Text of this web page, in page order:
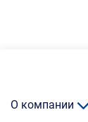
О компании